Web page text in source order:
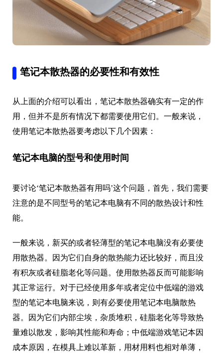
笔记本散热器的必要性和有效性
从上面的介绍可以看出，笔记本散热器确实有一定的作
用，但并不是所有情况下都需要使用它们。一般来说，
使用笔记本散热器要考虑以下几个因素：
笔记本电脑的型号和使用时间
要讨论‘笔记本散热器有用吗’这个问题，首先，我们需要
注意的是不同型号的笔记本电脑有不同的散热设计和性
能。
一般来说，新买的或者轻薄型的笔记本电脑没有必要使
用散热器。因为它们自身的散热能力还比较好，而且没
有积灰或者硅脂老化等问题。使用散热器反而可能影响
其正常运行。对于已经使用多年或者定位中低端的游戏
型的笔记本电脑来说，则有必要使用笔记本电脑散热
器。因为它们内部尘埃，杂质堆积，硅脂老化等导致热
量难以散发，影响其性能和寿命；中低端游戏笔记本因
成本原因，在模具上难以革新，用材用料也相对单薄，